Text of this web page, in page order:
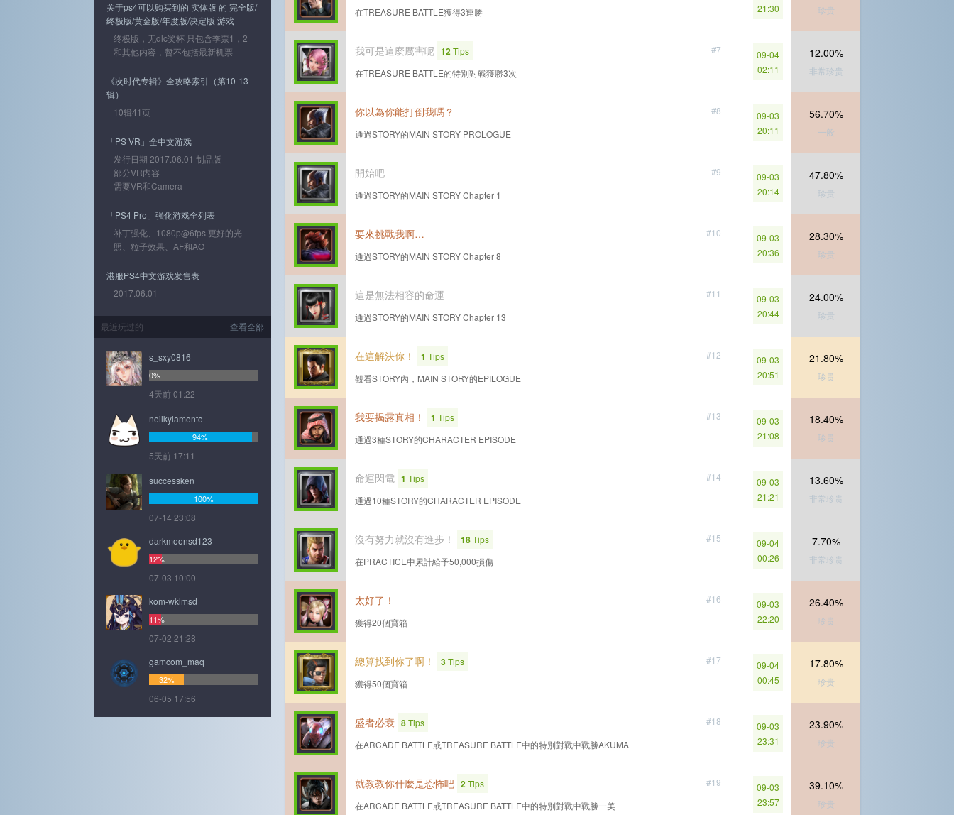
在TREASURE BATTLE獲得3連勝
21:30
珍贵
#7
我可是這麼厲害呢 12Tips
在TREASURE BATTLE的特別對戰獲勝3次
09-04
02:11
12.00%
非常珍贵
#8
你以為你能打倒我嗎？
通過STORY的MAIN STORY PROLOGUE
09-03
20:11
56.70%
一般
#9
開始吧
通過STORY的MAIN STORY Chapter 1
09-03
20:14
47.80%
珍贵
#10
要來挑戰我啊…
通過STORY的MAIN STORY Chapter 8
09-03
20:36
28.30%
珍贵
#11
這是無法相容的命運
通過STORY的MAIN STORY Chapter 13
09-03
20:44
24.00%
珍贵
#12
在這解決你！ 1 Tips
觀看STORY內，MAIN STORY的EPILOGUE
09-03
20:51
21.80%
珍贵
#13
我要揭露真相！ 1 Tips
通過3種STORY的CHARACTER EPISODE
09-03
21:08
18.40%
珍贵
#14
命運閃電 1 Tips
通過10種STORY的CHARACTER EPISODE
09-03
21:21
13.60%
非常珍贵
#15
沒有努力就沒有進步！ 18Tips
在PRACTICE中累計給予50,000損傷
09-04
00:26
7.70%
非常珍贵
#16
太好了！
獲得20個寶箱
09-03
22:20
26.40%
珍贵
#17
總算找到你了啊！ 3Tips
獲得50個寶箱
09-04
00:45
17.80%
珍贵
#18
盛者必衰 8Tips
在ARCADE BATTLE或TREASURE BATTLE中的特別對戰中戰勝AKUMA
09-03
23:31
23.90%
珍贵
#19
就教教你什麼是恐怖吧 2Tips
在ARCADE BATTLE或TREASURE BATTLE中的特別對戰中戰勝一美
09-03
23:57
39.10%
珍贵
关于ps4可以购买到的 实体版 的 完全版/
终极版/黄金版/年度版/决定版 游戏
终极版，无dlc奖杯 只包含季票1，2
和其他内容，暂不包括最新机票
《次时代专辑》全攻略索引（第10-13
辑）
10辑41页
「PS VR」全中文游戏
发行日期 2017.06.01 制品版
部分VR内容
需要VR和Camera
「PS4 Pro」强化游戏全列表
补丁强化、1080p@6fps 更好的光
照、粒子效果、AF和AO
港服PS4中文游戏发售表
2017.06.01
查看全部
最近玩过的
s_sxy0816
0%
4天前 01:22
neilkylamento
94%
5天前 17:11
successken
100%
07-14 23:08
darkmoonsd123
12%
07-03 10:00
kom-wklmsd
11%
07-02 21:28
gamcom_maq
32%
06-05 17:56